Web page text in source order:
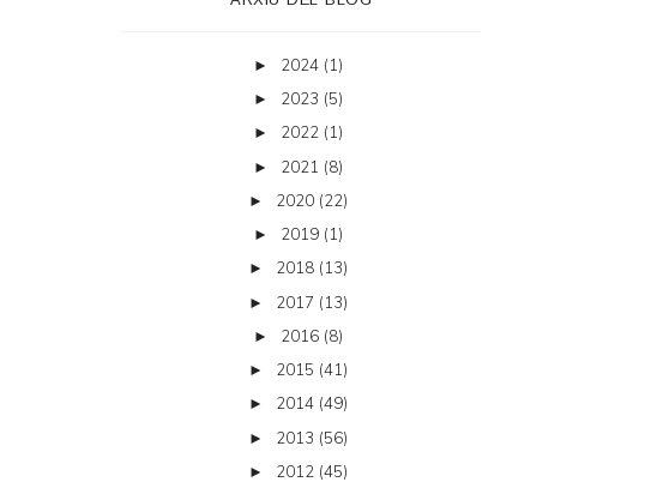
► 2024 (1)
► 2023 (5)
► 2022 (1)
► 2021 (8)
► 2020 (22)
► 2019 (1)
► 2018 (13)
► 2017 (13)
► 2016 (8)
► 2015 (41)
► 2014 (49)
► 2013 (56)
► 2012 (45)